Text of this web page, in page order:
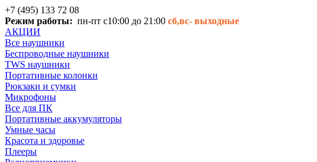
+7 (495) 133 72 08
Режим работы: пн-пт с10:00 до 21:00 сб,вс- выходные
АКЦИИ
Все наушники
Беспроводные наушники
TWS наушники
Портативные колонки
Рюкзаки и сумки
Микрофоны
Все для ПК
Портативные аккумуляторы
Умные часы
Красота и здоровье
Плееры